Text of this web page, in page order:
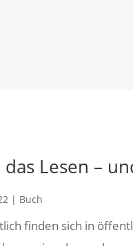
Lesen –
| Buch
finden sich in